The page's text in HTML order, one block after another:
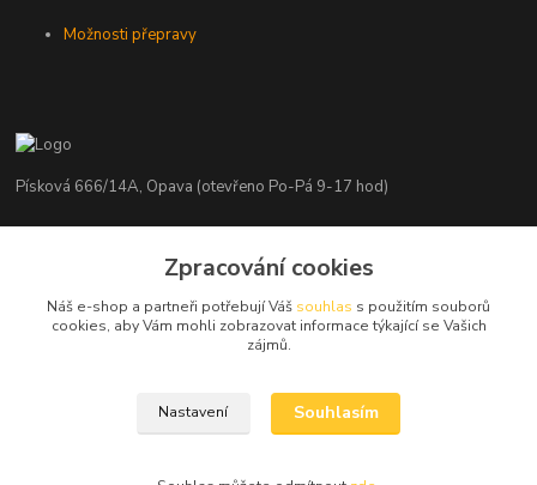
Možnosti přepravy
Písková 666/14A, Opava (otevřeno Po-Pá 9-17 hod)
+420 776 839 986
info@nosice.com
Zpracování cookies
Náš e-shop a partneři potřebují Váš souhlas s použitím souborů
cookies, aby Vám mohli zobrazovat informace týkající se Vašich
zájmů.
Nastavení Souhlasím